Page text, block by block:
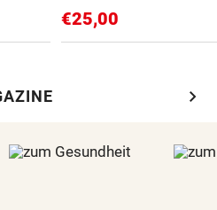
€25,00
chevron_right